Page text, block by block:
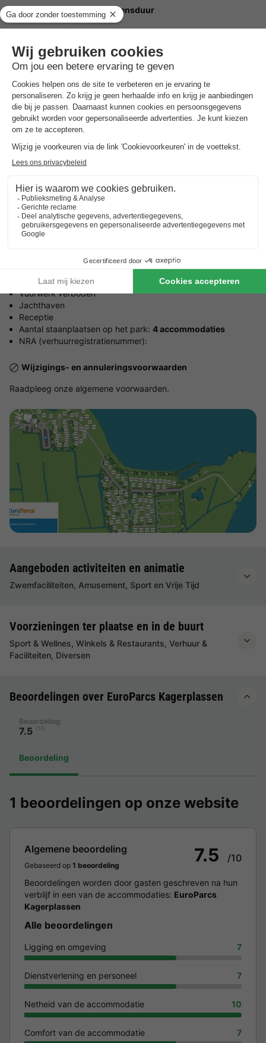
Openingstijden en seizoensduur
Het gehele jaar
Openingstijden receptie
Het gehele jaar, elke dag, open van 09:00 tot 17:00
Gesproken talen bij de receptie
Nederlands, Engels
Parkeren
Huisdieren
Huisdieren op aanvraag.
Geef bij het reserveren aan dat je huisdieren wilt meenemen.
Praktische informatie
Vuurwerk verboden
Jachthaven
Receptie
Aantal staanplaatsen op het park: 4 accommodaties
NRA (verhuurregistratienummer):
Wijzigings- en annuleringsvoorwaarden
Raadpleeg onze algemene voorwaarden.
Bekijk de kaart
Aangeboden activiteiten en animatie
Zwemfaciliteiten, Amusement, Sport en Vrije Tijd
Voorzieningen ter plaatse en in de buurt
Sport & Wellnes, Winkels & Restaurants, Verhuur &
Faciliteiten, Diversen
Beoordelingen over EuroParcs Kagerplassen
Beoordeling
7.5 /10
Beoordeling
1 beoordelingen op onze website
Algemene beoordeling
Gebaseerd op 1 beoordeling 7.5 /10
Beoordelingen worden door gasten geschreven na hun
verblijf in een van de accommodaties: EuroParcs
Kagerplassen
Alle beoordelingen
Ligging en omgeving 7
Dienstverlening en personeel 7
Netheid van de accommodatie 10
Comfort van de accommodatie 7